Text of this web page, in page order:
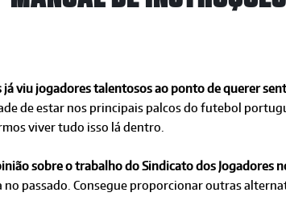
já viu jogadores talentosos ao ponto de querer
de estar nos principais palcos do futebol
viver tudo isso lá dentro.
sobre o trabalho do Sindicato dos Jogadores
no passado. Consegue proporcionar outras